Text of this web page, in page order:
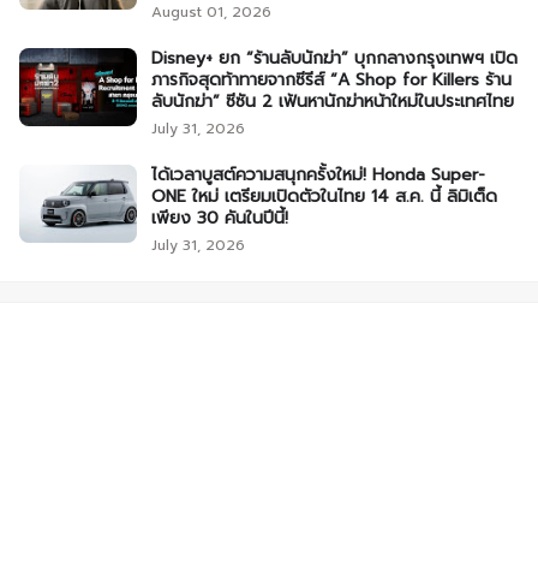
August 01, 2026
Disney+ ยก “ร้านลับนักฆ่า” บุกกลางกรุงเทพฯ เปิด
ภารกิจสุดท้าทายจากซีรีส์ “A Shop for Killers ร้าน
ลับนักฆ่า” ซีซัน 2 เฟ้นหานักฆ่าหน้าใหม่ในประเทศไทย
July 31, 2026
ได้เวลาบูสต์ความสนุกครั้งใหม่! Honda Super-
ONE ใหม่ เตรียมเปิดตัวในไทย 14 ส.ค. นี้ ลิมิเต็ด
เพียง 30 คันในปีนี้!
July 31, 2026